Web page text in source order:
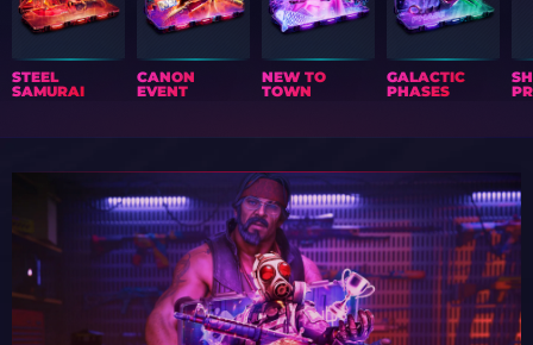
STEEL
SAMURAI
CANON
EVENT
NEW TO
TOWN
GALACTIC
PHASES